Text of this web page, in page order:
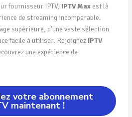
fournisseur IPTV, IPTV Maxest là
de streaming incomparable.
supérieure, d’une vaste sélection
facile à utiliser. Rejoignez IPTV
une expérience de
votre abonnement
maintenant !